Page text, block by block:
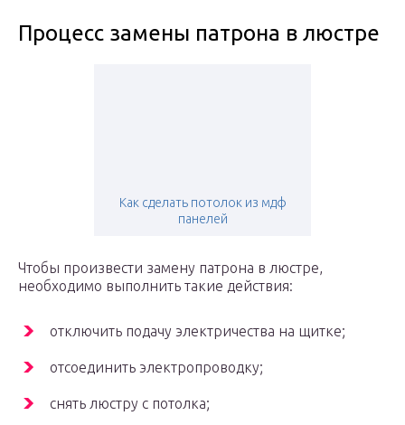
Процесс замены патрона в люстре
Как сделать потолок из мдф
панелей
Чтобы произвести замену патрона в люстре,
необходимо выполнить такие действия:
отключить подачу электричества на щитке;
отсоединить электропроводку;
снять люстру с потолка;